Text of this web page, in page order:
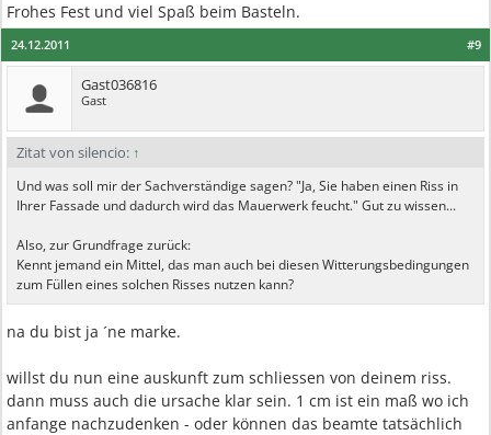
Frohes Fest und viel Spaß beim Basteln.
#9
24.12.2011
Gast036816
Gast
Zitat von silencio: ↑
Und was soll mir der Sachverständige sagen? "Ja, Sie haben einen Riss in
Ihrer Fassade und dadurch wird das Mauerwerk feucht." Gut zu wissen...
Also, zur Grundfrage zurück:
Kennt jemand ein Mittel, das man auch bei diesen Witterungsbedingungen
zum Füllen eines solchen Risses nutzen kann?
na du bist ja ´ne marke.
willst du nun eine auskunft zum schliessen von deinem riss.
dann muss auch die ursache klar sein. 1 cm ist ein maß wo ich
anfange nachzudenken - oder können das beamte tatsächlich